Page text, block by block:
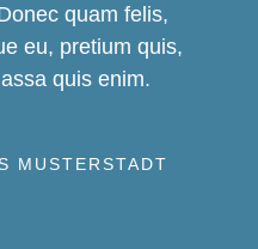
quam felis,
eu, pretium quis,
quis enim.
MUSTERSTADT